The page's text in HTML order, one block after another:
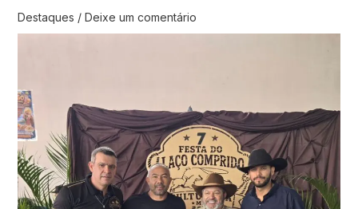
Destaques / Deixe um comentário